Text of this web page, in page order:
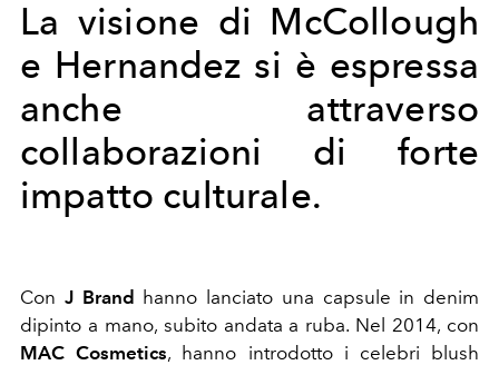
La visione di McCollough
e Hernandez si è espressa
anche attraverso
collaborazioni di forte
impatto culturale.
Con J Brand hanno lanciato una capsule in denim
dipinto a mano, subito andata a ruba. Nel 2014, con
MAC Cosmetics, hanno introdotto i celebri blush